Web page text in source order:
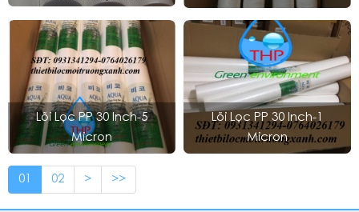
Lõi Lọc PP 30 Inch-5
Micron
Lõi Lọc PP 30 Inch-1
Micron
01 02 > >>